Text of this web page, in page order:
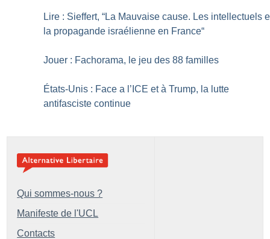
Lire : Sieffert, “La Mauvaise cause. Les intellectuels
la propagande israélienne en France“
Jouer : Fachorama, le jeu des 88 familles
États-Unis : Face a l’ICE et à Trump, la lutte
antifasciste continue
Qui sommes-nous ?
Manifeste de l'UCL
Contacts